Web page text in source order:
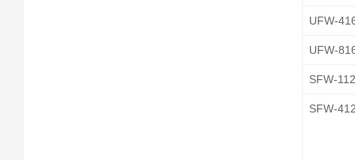
UFW-
UFW-
SFW-
SFW-